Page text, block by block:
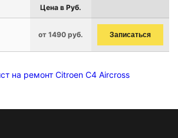
Цена в Руб.
от 1490 руб. Записаться
на ремонт Citroen C4 Aircross